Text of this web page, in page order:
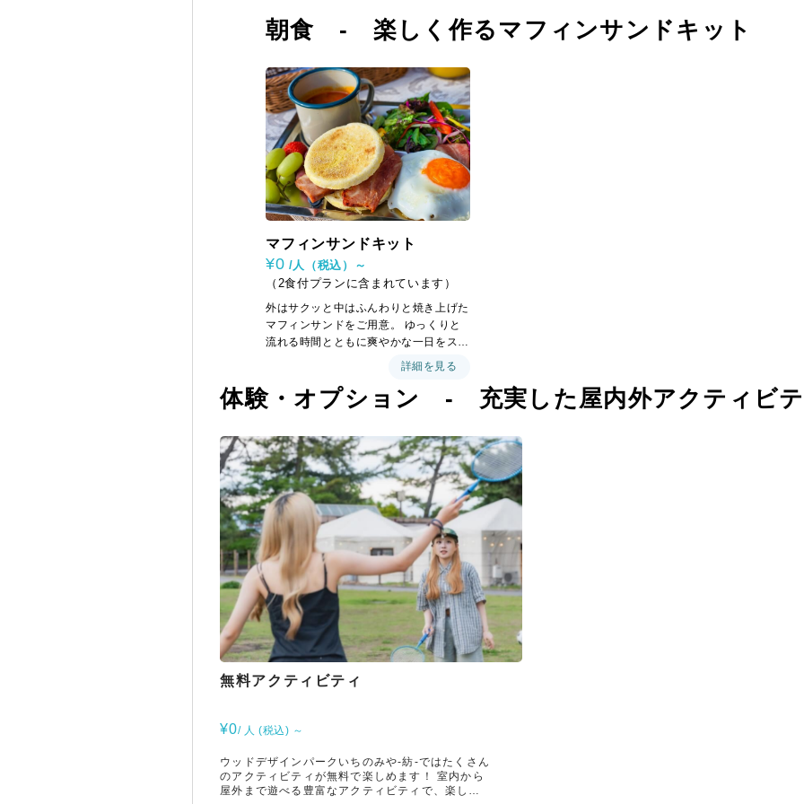
朝食 - 楽しく作るマフィンサンドキット
マフィンサンドキット
¥0 /人（税込）～
（2食付プランに含まれています）
外はサクッと中はふんわりと焼き上げた
マフィンサンドをご用意。 ゆっくりと
流れる時間とともに爽やかな一日をスタ
ートさせてください。 【オリジナルマ
フィンサンド】 ・マフィン2個 ・マフ
ィンサンド具材 （
詳細を見る
体験・オプション - 充実した屋内外アクティビ
無料アクティビティ
¥0/ 人 (税込) ～
ウッドデザインパークいちのみや-紡-ではたくさん
のアクティビティが無料で楽しめます！ 室内から
屋外まで遊べる豊富なアクティビティで、楽しい